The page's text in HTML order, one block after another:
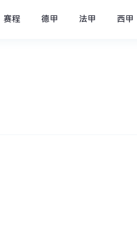
赛程 德甲 法甲 西甲